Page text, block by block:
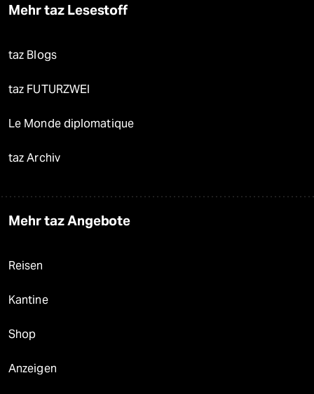
Mehr taz Lesestoff
taz Blogs
taz FUTURZWEI
Le Monde diplomatique
taz Archiv
Mehr taz Angebote
Reisen
Kantine
Shop
Anzeigen